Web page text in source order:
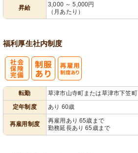
昇給
3,000 ～ 5,000円
（月あたり）
福利厚生社内制度
転勤
草津市山寺町または草津市下笠町
定年制度
あり 60歳
再雇用制度
再雇用あり 65歳まで
勤務延長あり 65歳まで